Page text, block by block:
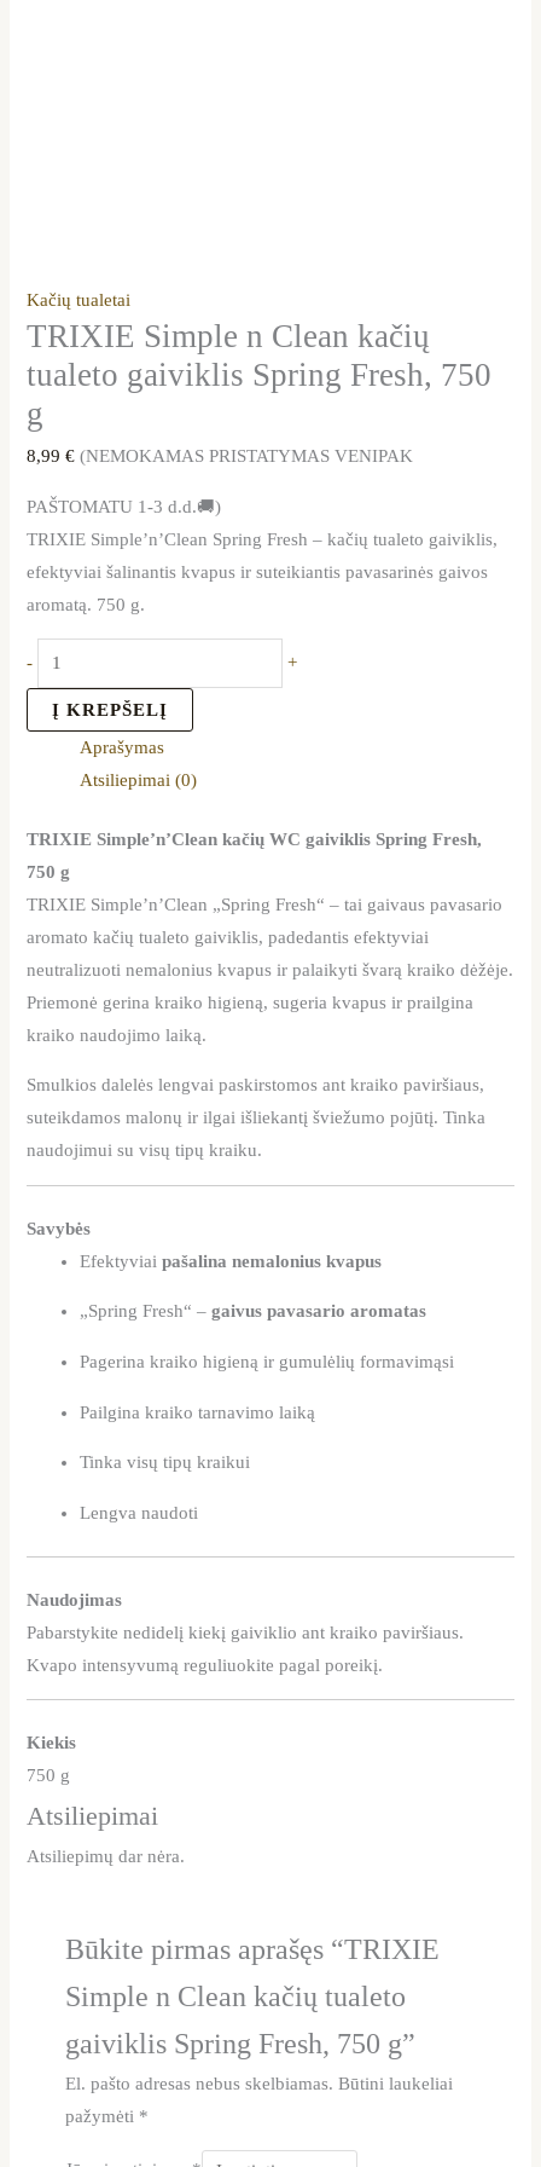
Kačių tualetai
TRIXIE Simple n Clean kačių
tualeto gaiviklis Spring Fresh, 750
g
8,99€ (NEMOKAMAS PRISTATYMAS VENIPAK
PAŠTOMATU 1-3 d.d.🚚)
TRIXIE Simple’n’Clean Spring Fresh – kačių tualeto gaiviklis,
efektyviai šalinantis kvapus ir suteikiantis pavasarinės gaivos
aromatą. 750 g.
- +
Į KREPŠELĮ
Aprašymas
Atsiliepimai (0)
TRIXIE Simple’n’Clean kačių WC gaiviklis Spring Fresh,
750 g
TRIXIE Simple’n’Clean „Spring Fresh“ – tai gaivaus pavasario
aromato kačių tualeto gaiviklis, padedantis efektyviai
neutralizuoti nemalonius kvapus ir palaikyti švarą kraiko dėžėje.
Priemonė gerina kraiko higieną, sugeria kvapus ir prailgina
kraiko naudojimo laiką.
Smulkios dalelės lengvai paskirstomos ant kraiko paviršiaus,
suteikdamos malonų ir ilgai išliekantį šviežumo pojūtį. Tinka
naudojimui su visų tipų kraiku.
Savybės
Efektyviaipašalina nemalonius kvapus
„Spring Fresh“ –gaivus pavasario aromatas
Pagerina kraiko higieną ir gumulėlių formavimąsi
Pailgina kraiko tarnavimo laiką
Tinka visų tipų kraikui
Lengva naudoti
Naudojimas
Pabarstykite nedidelį kiekį gaiviklio ant kraiko paviršiaus.
Kvapo intensyvumą reguliuokite pagal poreikį.
Kiekis
750 g
Atsiliepimai
Atsiliepimų dar nėra.
Būkite pirmas aprašęs “TRIXIE
Simple n Clean kačių tualeto
gaiviklis Spring Fresh, 750 g”
El. pašto adresas nebus skelbiamas. Būtini laukeliai
pažymėti *